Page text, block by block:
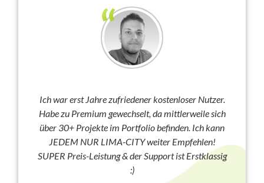
Ich war erst Jahre zufriedener kostenloser Nutzer.
Habe zu Premium gewechselt, da mittlerweile sich
über 30+ Projekte im Portfolio befinden. Ich kann
JEDEM NUR LIMA-CITY weiter Empfehlen!
SUPER Preis-Leistung & der Support ist Erstklassig
:)